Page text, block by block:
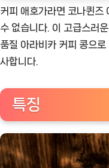
커피 애호가라면 코나퀸즈
수 없습니다. 이 고급스러
품질 아라비카 커피 콩으
사합니다.
특징